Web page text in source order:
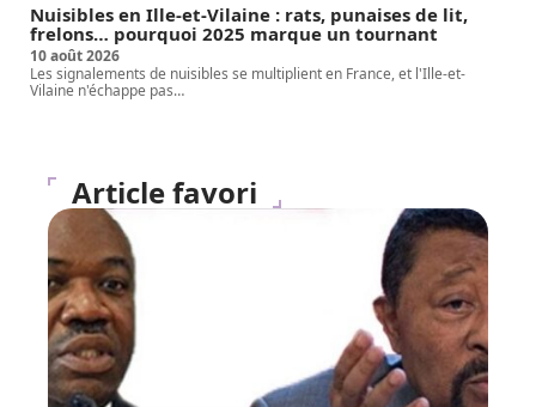
Nuisibles en Ille-et-Vilaine : rats, punaises de lit,
frelons… pourquoi 2025 marque un tournant
10 août 2026
Les signalements de nuisibles se multiplient en France, et l'Ille-et-
Vilaine n'échappe pas…
Article favori